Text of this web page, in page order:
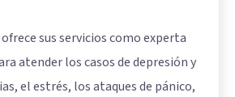
sus servicios como experta
atender los casos de depresión y
el estrés, los ataques de pánico,